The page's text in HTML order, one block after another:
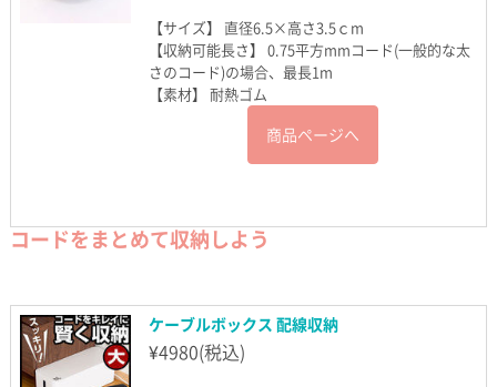
【サイズ】 直径6.5×高さ3.5ｃm
【収納可能長さ】 0.75平方mmコード(一般的な太
さのコード)の場合、最長1m
【素材】 耐熱ゴム
商品ページへ
コードをまとめて収納しよう
ケーブルボックス 配線収納
¥4980(税込)